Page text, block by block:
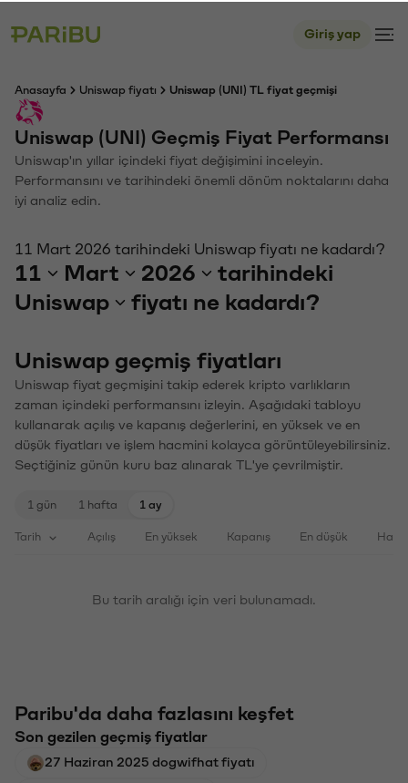
Giriş yap
Anasayfa Uniswap fiyatı Uniswap (UNI) TL fiyat geçmişi
Uniswap (UNI) Geçmiş Fiyat Performansı
Uniswap'ın yıllar içindeki fiyat değişimini inceleyin.
Performansını ve tarihindeki önemli dönüm noktalarını daha
iyi analiz edin.
11 Mart 2026 tarihindeki Uniswap fiyatı ne kadardı?
11 Mart 2026
tarihindeki
Uniswap
fiyatı ne kadardı?
Uniswap geçmiş fiyatları
Uniswap fiyat geçmişini takip ederek kripto varlıkların
zaman içindeki performansını izleyin. Aşağıdaki tabloyu
kullanarak açılış ve kapanış değerlerini, en yüksek ve en
düşük fiyatları ve işlem hacmini kolayca görüntüleyebilirsiniz.
Seçtiğiniz günün kuru baz alınarak TL'ye çevrilmiştir.
1 gün 1 hafta 1 ay
Tarih Açılış En yüksek Kapanış En düşük
Bu tarih aralığı için veri bulunamadı.
Paribu'da daha fazlasını keşfet
Son gezilen geçmiş fiyatlar
27 Haziran 2025 dogwifhat fiyatı